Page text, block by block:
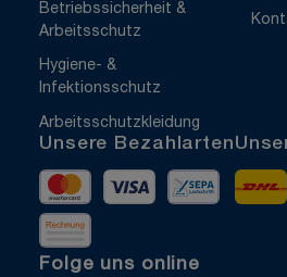
Betriebssicherheit &
Arbeitsschutz
Hygiene- &
Infektionsschutz
Arbeitsschutzkleidung
Unsere Bezahlarten
MastercardVisa Vorkasse
Rechnung
Folge uns online